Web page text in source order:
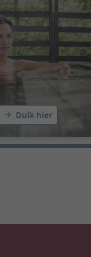
Duik hier